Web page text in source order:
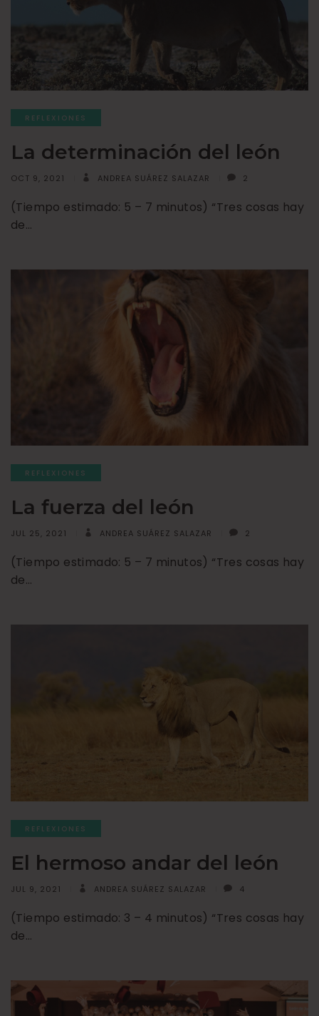
REFLEXIONES
La determinación del león
OCT 9, 2021 ANDREA SUÁREZ SALAZAR 2
(Tiempo estimado: 5 – 7 minutos) “Tres cosas hay
de…
REFLEXIONES
La fuerza del león
JUL 25, 2021 ANDREA SUÁREZ SALAZAR 2
(Tiempo estimado: 5 – 7 minutos) “Tres cosas hay
de…
REFLEXIONES
El hermoso andar del león
JUL 9, 2021 ANDREA SUÁREZ SALAZAR 4
(Tiempo estimado: 3 – 4 minutos) “Tres cosas hay
de…